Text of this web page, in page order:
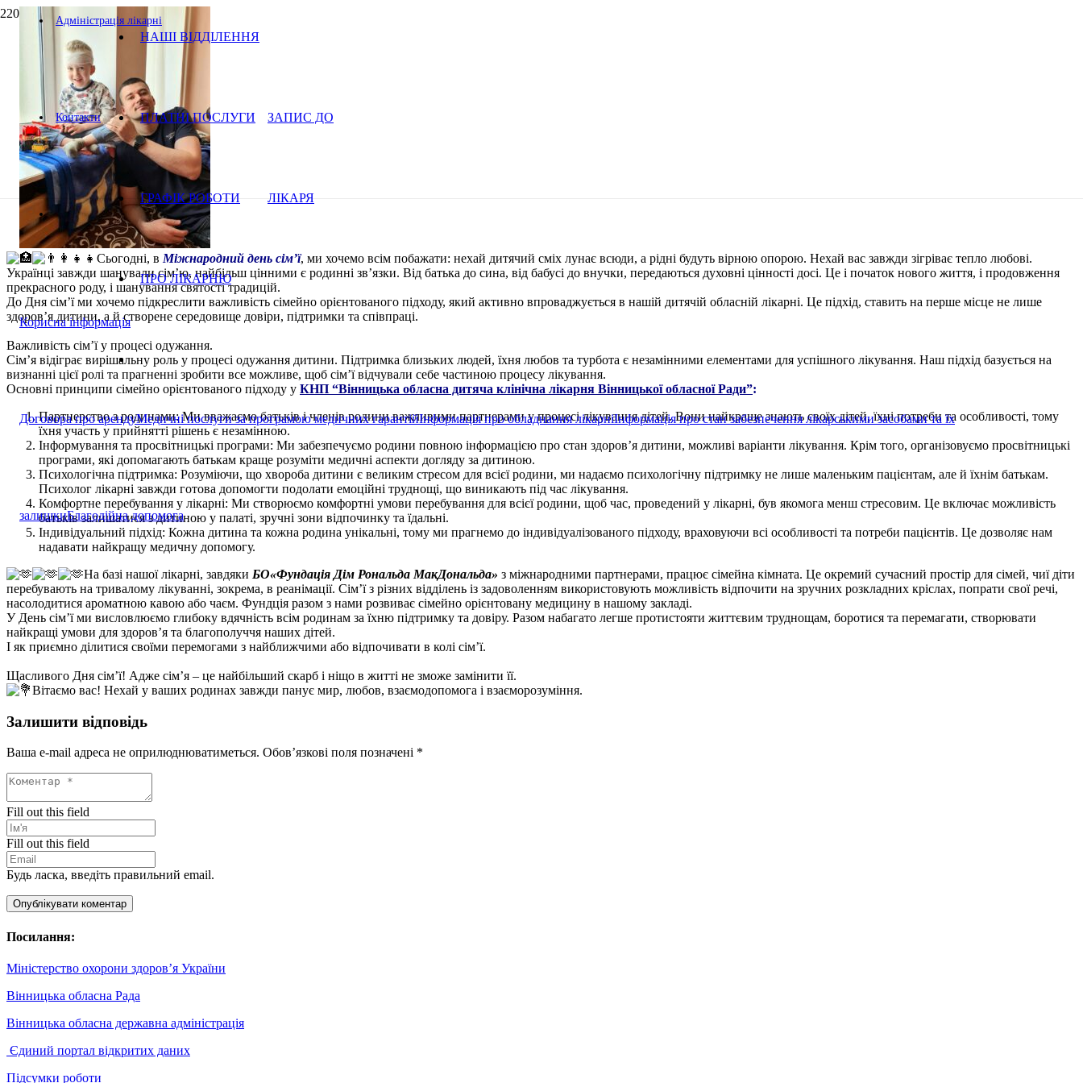
Адміністрація лікарні
Контакти
Корисна інформація
Договора про арендуМедичні послуги за програмою медичних гарантійІнформація про обладнання лікарніІнформація про стан забезпечення лікарськими засобами та їх
залишкиБлагодійна допомога
НАШІ ВІДДІЛЕННЯ
ПЛАТНІ ПОСЛУГИ
ГРАФІК РОБОТИ
ПРО ЛІКАРНЮ
ЗАПИС ДО
ЛІКАРЯ
Сьогодні, в Міжнародний день сім’ї, ми хочемо всім побажати: нехай дитячий сміх лунає всюди, а рідні будуть вірною опорою. Нехай вас завжди зігріває тепло любові.
Українці завжди шанували сім’ю, найбільш цінними є родинні зв’язки. Від батька до сина, від бабусі до внучки, передаються духовні цінності досі. Це і початок нового життя, і продовження
прекрасного роду, і шанування святості традицій.
До Дня сім’ї ми хочемо підкреслити важливість сімейно орієнтованого підходу, який активно впроваджується в нашій дитячій обласній лікарні. Це підхід, ставить на перше місце не лише
здоров’я дитини, а й створене середовище довіри, підтримки та співпраці.
Важливість сім’ї у процесі одужання.
Сім’я відіграє вирішальну роль у процесі одужання дитини. Підтримка близьких людей, їхня любов та турбота є незамінними елементами для успішного лікування. Наш підхід базується на
визнанні цієї ролі та прагненні зробити все можливе, щоб сім’ї відчували себе частиною процесу лікування.
Основні принципи сімейно орієнтованого підходу у КНП “Вінницька обласна дитяча клінічна лікарня Вінницької обласної Ради”:
Партнерство з родинами: Ми вважаємо батьків і членів родини важливими партнерами у процесі лікування дітей. Вони найкраще знають своїх дітей, їхні потреби та особливості, тому
їхня участь у прийнятті рішень є незамінною.
Інформування та просвітницькі програми: Ми забезпечуємо родини повною інформацією про стан здоров’я дитини, можливі варіанти лікування. Крім того, організовуємо просвітницькі
програми, які допомагають батькам краще розуміти медичні аспекти догляду за дитиною.
Психологічна підтримка: Розуміючи, що хвороба дитини є великим стресом для всієї родини, ми надаємо психологічну підтримку не лише маленьким пацієнтам, але й їхнім батькам.
Психолог лікарні завжди готова допомогти подолати емоційні труднощі, що виникають під час лікування.
Комфортне перебування у лікарні: Ми створюємо комфортні умови перебування для всієї родини, щоб час, проведений у лікарні, був якомога менш стресовим. Це включає можливість
батьків залишатися з дитиною у палаті, зручні зони відпочинку та їдальні.
Індивідуальний підхід: Кожна дитина та кожна родина унікальні, тому ми прагнемо до індивідуалізованого підходу, враховуючи всі особливості та потреби пацієнтів. Це дозволяє нам
надавати найкращу медичну допомогу.
На базі нашої лікарні, завдяки БО«Фундація Дім Рональда МакДональда» з міжнародними партнерами, працює сімейна кімната. Це окремий сучасний простір для сімей, чиї діти
перебувають на тривалому лікуванні, зокрема, в реанімації. Сім’ї з різних відділень із задоволенням використовують можливість відпочити на зручних розкладних кріслах, попрати свої речі,
насолодитися ароматною кавою або чаєм. Фундція разом з нами розвиває сімейно орієнтовану медицину в нашому закладі.
У День сім’ї ми висловлюємо глибоку вдячність всім родинам за їхню підтримку та довіру. Разом набагато легше протистояти життєвим труднощам, боротися та перемагати, створювати
найкращі умови для здоров’я та благополуччя наших дітей.
І як приємно ділитися своїми перемогами з найближчими або відпочивати в колі сім’ї.
Щасливого Дня сім’ї! Адже сім’я – це найбільший скарб і ніщо в житті не зможе замінити її.
Вітаємо вас! Нехай у ваших родинах завжди панує мир, любов, взаємодопомога і взаєморозуміння.
Залишити відповідь
Ваша e-mail адреса не оприлюднюватиметься. Обов’язкові поля позначені *
Fill out this field
Fill out this field
Будь ласка, введіть правильний email.
Опублікувати коментар
Посилання:
Міністерство охорони здоров’я України
Вінницька обласна Рада
Вінницька обласна державна адміністрація
Єдиний портал відкритих даних
Підсумки роботи